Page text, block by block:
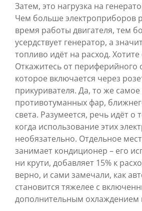
Затем, это нагрузка на
Чем больше электроприборов
время работы двигателя, тем
усердствует генератор, а
топливо идёт на расход.
Откажитесь от периферийного
которое включается через
прикуривателя. Да, то же самое
противотуманных фар,
света. Разумеется, речь идёт о
когда использование этих
необязательно. Отдельное
занимает кондиционер – его
ни крути, добавляет 15% к
верно, и сами замечали, как
становится тяжелее с
дополнительным охлаждением